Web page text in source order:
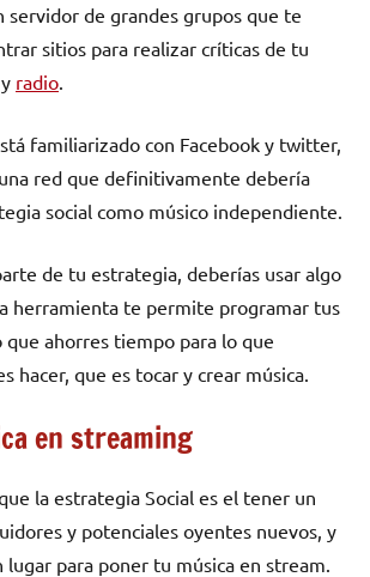
servidor de grandes grupos que te
sitios para realizar críticas de tu
radio
familiarizado con Facebook y twitter,
red que definitivamente debería
social como músico independiente.
de tu estrategia, deberías usar algo
herramienta te permite programar tus
que ahorres tiempo para lo que
hacer, que es tocar y crear música.
en streaming
la estrategia Social es el tener un
y potenciales oyentes nuevos, y
lugar para poner tu música en stream.